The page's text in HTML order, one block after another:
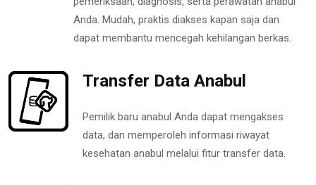
Anda. Mudah, praktis diakses kapan saja dan
dapat membantu mencegah kehilangan berkas.
Transfer Data Anabul
Pemilik baru anabul Anda dapat mengakses
data, dan memperoleh informasi riwayat
kesehatan anabul melalui fitur transfer data.